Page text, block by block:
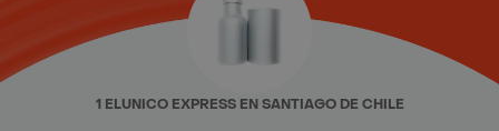
1 ELUNICO EXPRESS EN SANTIAGO DE CHILE